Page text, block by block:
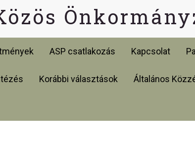
ASP csatlakozás Kapcsolat
Korábbi választások Általános